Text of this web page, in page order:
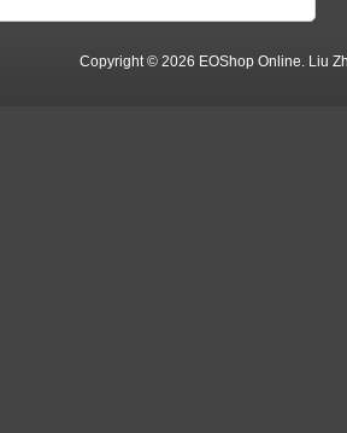
Copyright © 2026 EOShop Online. Liu